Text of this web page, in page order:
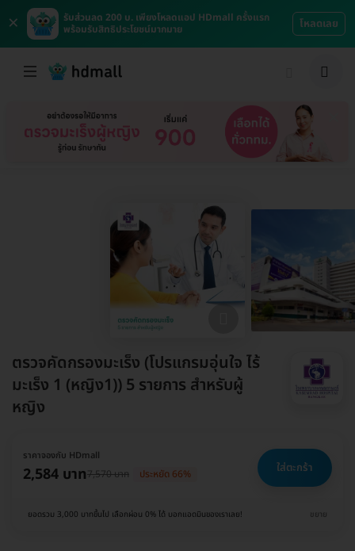
×
รับส่วนลด 200 บ. เพียงโหลดแอป HDmall ครั้งแรก
พร้อมรับสิทธิประโยชน์มากมาย
โหลดเลย
ตรวจคัดกรองมะเร็ง (โปรแกรมอุ่นใจ ไร้
มะเร็ง 1 (หญิง1)) 5 รายการ สำหรับผู้
หญิง
ราคาจองกับ HDmall
2,584 บาท7,570 บาท ประหยัด 66% ใส่ตะกร้า
ยอดรวม 3,000 บาทขึ้นไป เลือกผ่อน 0% ได้ บอกแอดมินของเราเลย! ขยาย